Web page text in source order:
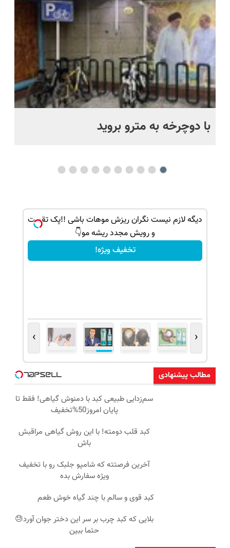
رایگان+پرداخت
اقساطی😍
پرداخت
قسطی
با دوچرخه به مترو بروید
دیگه لازم نیست نگران ریزش موهات باشی !!پک تقویت
و رویش مجدد ریشه مو👇
تخفیف ویژه!
‹
›
مطالب پیشنهادی
سم‌زدایی طبیعی کبد با دمنوش گیاهی! فقط تا
پایان امروز50%تخفیف
کبد قلب دومته! با این روش گیاهی مراقبش
باش
آخرین فرصتته که شامپو جلبک رو با تخفیف
ویژه سفارش بده
کبد قوی و سالم با چند گیاه خوش طعم
بلایی که کبد چرب بر سر این دختر جوان آورد😓
حتما ببین